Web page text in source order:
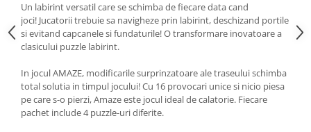
Un labirint versatil care se schimba de fiecare data cand
joci! Jucatorii trebuie sa navigheze prin labirint, deschizand portile
si evitand capcanele si fundaturile! O transformare inovatoare a
clasicului puzzle labirint.
In jocul AMAZE, modificarile surprinzatoare ale traseului schimba
total solutia in timpul jocului! Cu 16 provocari unice si nicio piesa
pe care s-o pierzi, Amaze este jocul ideal de calatorie. Fiecare
pachet include 4 puzzle-uri diferite.